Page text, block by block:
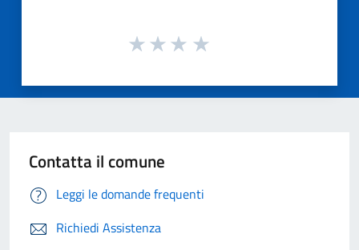
Contatta il comune
Leggi le domande frequenti
Richiedi Assistenza